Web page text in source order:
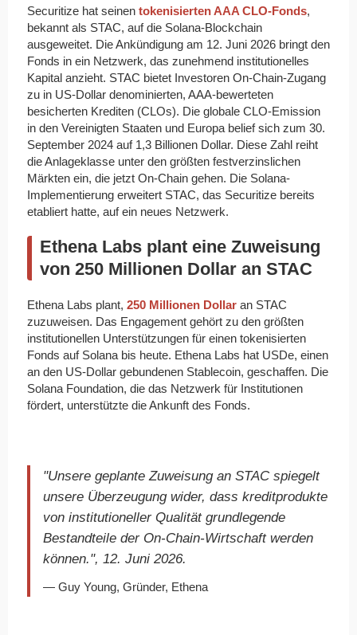
Securitize hat seinen tokenisierten AAA CLO-Fonds,
bekannt als STAC, auf die Solana-Blockchain
ausgeweitet. Die Ankündigung am 12. Juni 2026 bringt den
Fonds in ein Netzwerk, das zunehmend institutionelles
Kapital anzieht. STAC bietet Investoren On-Chain-Zugang
zu in US-Dollar denominierten, AAA-bewerteten
besicherten Krediten (CLOs). Die globale CLO-Emission
in den Vereinigten Staaten und Europa belief sich zum 30.
September 2024 auf 1,3 Billionen Dollar. Diese Zahl reiht
die Anlageklasse unter den größten festverzinslichen
Märkten ein, die jetzt On-Chain gehen. Die Solana-
Implementierung erweitert STAC, das Securitize bereits
etabliert hatte, auf ein neues Netzwerk.
Ethena Labs plant eine Zuweisung
von 250 Millionen Dollar an STAC
Ethena Labs plant, 250 Millionen Dollar an STAC
zuzuweisen. Das Engagement gehört zu den größten
institutionellen Unterstützungen für einen tokenisierten
Fonds auf Solana bis heute. Ethena Labs hat USDe, einen
an den US-Dollar gebundenen Stablecoin, geschaffen. Die
Solana Foundation, die das Netzwerk für Institutionen
fördert, unterstützte die Ankunft des Fonds.
"Unsere geplante Zuweisung an STAC spiegelt
unsere Überzeugung wider, dass kreditprodukte
von institutioneller Qualität grundlegende
Bestandteile der On-Chain-Wirtschaft werden
können.", 12. Juni 2026.
— Guy Young, Gründer, Ethena